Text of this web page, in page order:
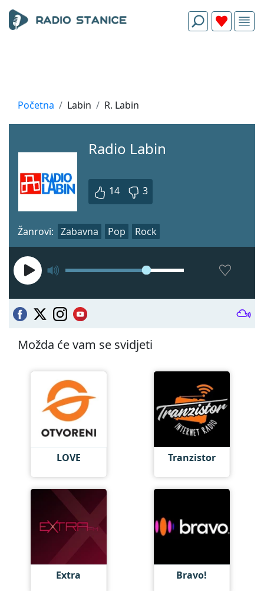
Početna Labin R. Labin
Radio Labin
14 3
Žanrovi: Zabavna Pop Rock
Možda će vam se svidjeti
LOVE Tranzistor
Extra Bravo!